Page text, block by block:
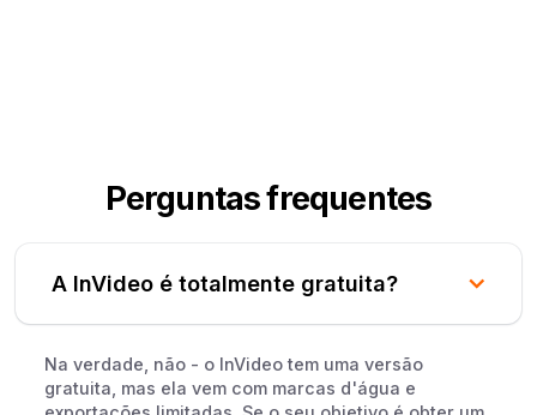
Perguntas frequentes
A InVideo é totalmente gratuita?
Na verdade, não - o InVideo tem uma versão
gratuita, mas ela vem com marcas d'água e